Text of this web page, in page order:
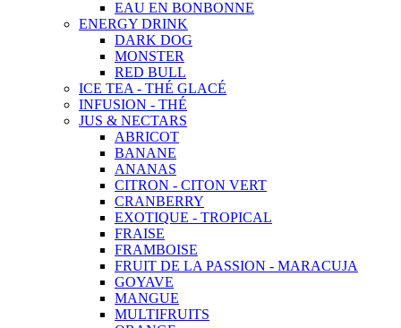
EAU EN BONBONNE
ENERGY DRINK
DARK DOG
MONSTER
RED BULL
ICE TEA - THÉ GLACÉ
INFUSION - THÉ
JUS & NECTARS
ABRICOT
BANANE
ANANAS
CITRON - CITON VERT
CRANBERRY
EXOTIQUE - TROPICAL
FRAISE
FRAMBOISE
FRUIT DE LA PASSION - MARACUJA
GOYAVE
MANGUE
MULTIFRUITS